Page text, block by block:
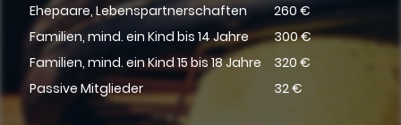
Ehepaare, Lebenspartnerschaften
260 €
Familien, mind. ein Kind bis 14 Jahre
300 €
Familien, mind. ein Kind 15 bis 18 Jahre
320 €
Passive Mitglieder
32 €